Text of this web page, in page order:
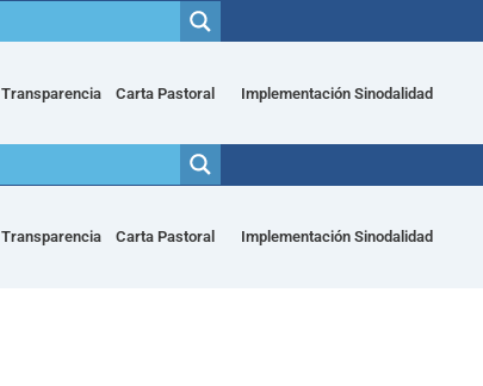
Transparencia Carta Pastoral Implementación Sinodalidad
Transparencia Carta Pastoral Implementación Sinodalidad